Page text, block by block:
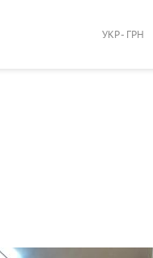
УКР - ГРН